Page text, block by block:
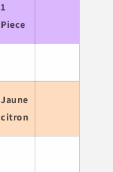
1
Piece
Jaune
citron